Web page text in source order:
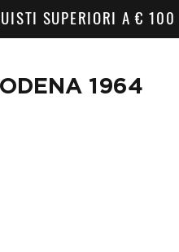
SUPERIORI A € 100
1964